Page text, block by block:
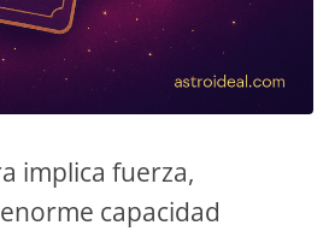
implica fuerza,
capacidad